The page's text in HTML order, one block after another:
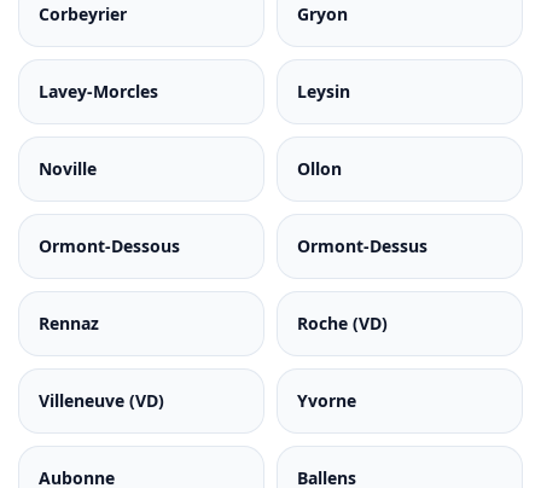
Corbeyrier Gryon
Lavey-Morcles Leysin
Noville Ollon
Ormont-Dessous Ormont-Dessus
Rennaz Roche (VD)
Villeneuve (VD) Yvorne
Aubonne Ballens